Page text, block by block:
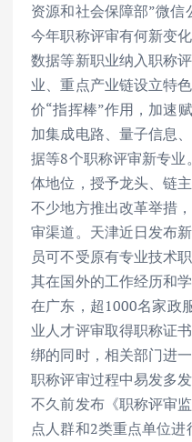
资源和社会保障部”微信
今年职称评审有何新变
数据等新职业纳入职称
业、重点产业链设立特
价“指挥棒”作用，加速
加集成电路、量子信息
据等8个职称评审新专
体地位，授予龙头、链
不少地方推出改革举措
审渠道。天津近日发布
员可不受原有专业技术
其在国外的工作经历和
在广东，超1000名家政
业人才评审取得职称证
绑的同时，相关部门进
职称评审过程中易发多
不久前发布《职称评审
点人群和2类重点单位